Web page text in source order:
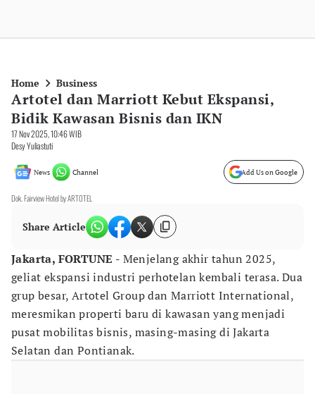
Home Business
Artotel dan Marriott Kebut Ekspansi,
Bidik Kawasan Bisnis dan IKN
17 Nov 2025, 10:46 WIB
Desy Yuliastuti
News Channel Add Us on Google
Dok. Fairview Hotel by ARTOTEL
Share Article
Jakarta, FORTUNE - Menjelang akhir tahun 2025,
geliat ekspansi industri perhotelan kembali terasa. Dua
grup besar, Artotel Group dan Marriott International,
meresmikan properti baru di kawasan yang menjadi
pusat mobilitas bisnis, masing-masing di Jakarta
Selatan dan Pontianak.